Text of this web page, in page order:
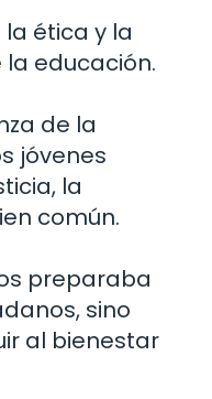
ética y la
educación.
de la
jóvenes
la
común.
preparaba
sino
al bienestar